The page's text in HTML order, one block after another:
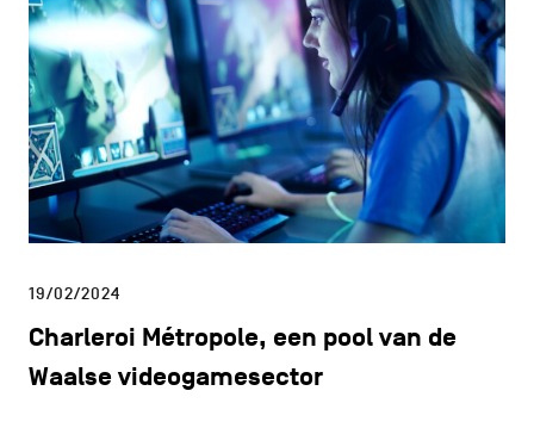
19/02/2024
Charleroi Métropole, een pool van de
Waalse videogamesector